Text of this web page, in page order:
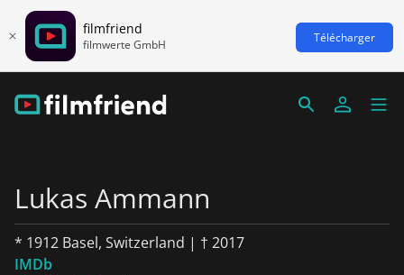
filmfriend
filmwerte GmbH Télécharger
Lukas Ammann
* 1912 Basel, Switzerland | † 2017
IMDb